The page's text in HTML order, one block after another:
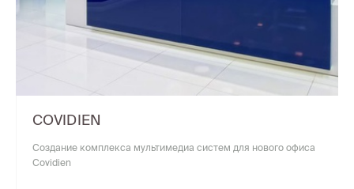
COVIDIEN
Создание комплекса мультимедиа систем для нового офиса
Covidien